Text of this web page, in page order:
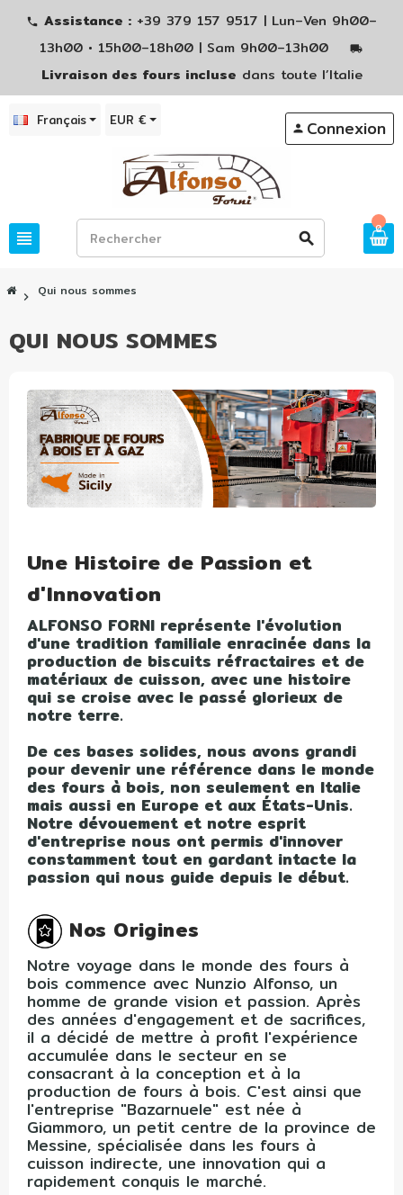
phone Assistance : +39 379 157 9517 | Lun–Ven 9h00–
13h00 • 15h00–18h00 | Sam 9h00–13h00local_shipping
Livraison des fours incluse dans toute l’Italie
Français EUR €
view_headline search
person Connexion
0
chevron_right Qui nous sommes
QUI NOUS SOMMES
Une Histoire de Passion et
d'Innovation
ALFONSO FORNI représente l'évolution
d'une tradition familiale enracinée dans la
production de biscuits réfractaires et de
matériaux de cuisson, avec une histoire
qui se croise avec le passé glorieux de
notre terre.
De ces bases solides, nous avons grandi
pour devenir une référence dans le monde
des fours à bois, non seulement en Italie
mais aussi en Europe et aux États-Unis.
Notre dévouement et notre esprit
d'entreprise nous ont permis d'innover
constamment tout en gardant intacte la
passion qui nous guide depuis le début.
Nos Origines
Notre voyage dans le monde des fours à
bois commence avec Nunzio Alfonso, un
homme de grande vision et passion. Après
des années d'engagement et de sacrifices,
il a décidé de mettre à profit l'expérience
accumulée dans le secteur en se
consacrant à la conception et à la
production de fours à bois. C'est ainsi que
l'entreprise "Bazarnuele" est née à
Giammoro, un petit centre de la province de
Messine, spécialisée dans les fours à
cuisson indirecte, une innovation qui a
rapidement conquis le marché.